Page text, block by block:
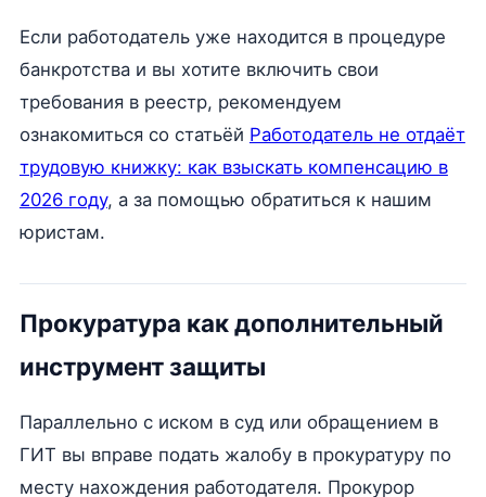
Если работодатель уже находится в процедуре
банкротства и вы хотите включить свои
требования в реестр, рекомендуем
ознакомиться со статьёй Работодатель не отдаёт
трудовую книжку: как взыскать компенсацию в
2026 году, а за помощью обратиться к нашим
юристам.
Прокуратура как дополнительный
инструмент защиты
Параллельно с иском в суд или обращением в
ГИТ вы вправе подать жалобу в прокуратуру по
месту нахождения работодателя. Прокурор